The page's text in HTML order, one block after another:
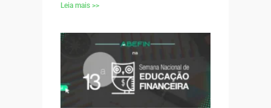
Leia mais >>